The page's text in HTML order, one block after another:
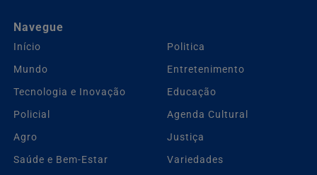
Navegue
Início
Politica
Mundo
Entretenimento
Tecnologia e Inovação
Educação
Policial
Agenda Cultural
Agro
Justiça
Saúde e Bem-Estar
Variedades